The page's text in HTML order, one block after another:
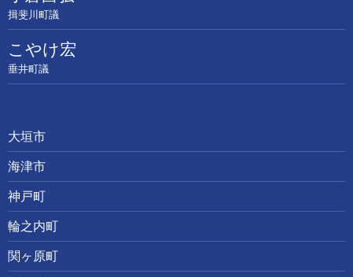
揖斐川町議
こやけ宏
垂井町議
大垣市
海津市
神戸町
輪之内町
関ヶ原町